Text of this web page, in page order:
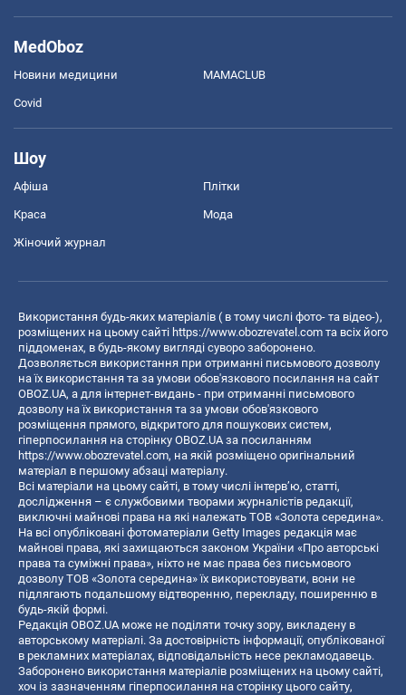
MedOboz
Новини медицини MAMACLUB
Covid
Шоу
Афіша Плітки
Краса Мода
Жіночий журнал
Використання будь-яких матеріалів ( в тому числі фото- та відео-),
розміщених на цьому сайті https://www.obozrevatel.com та всіх його
піддоменах, в будь-якому вигляді суворо заборонено.
Дозволяється використання при отриманні письмового дозволу
на їх використання та за умови обов'язкового посилання на сайт
OBOZ.UA, а для інтернет-видань - при отриманні письмового
дозволу на їх використання та за умови обов'язкового
розміщення прямого, відкритого для пошукових систем,
гіперпосилання на сторінку OBOZ.UA за посиланням
https://www.obozrevatel.com, на якій розміщено оригінальний
матеріал в першому абзаці матеріалу.
Всі матеріали на цьому сайті, в тому числі інтерв’ю, статті,
дослідження – є службовими творами журналістів редакції,
виключні майнові права на які належать ТОВ «Золота середина».
На всі опубліковані фотоматеріали Getty Images редакція має
майнові права, які захищаються законом України «Про авторські
права та суміжні права», ніхто не має права без письмового
дозволу ТОВ «Золота середина» їх використовувати, вони не
підлягають подальшому відтворенню, перекладу, поширенню в
будь-якій формі.
Редакція OBOZ.UA може не поділяти точку зору, викладену в
авторському матеріалі. За достовірність інформації, опублікованої
в рекламних матеріалах, відповідальність несе рекламодавець.
Заборонено використання матеріалів розміщених на цьому сайті,
хоч із зазначенням гіперпосилання на сторінку цього сайту,